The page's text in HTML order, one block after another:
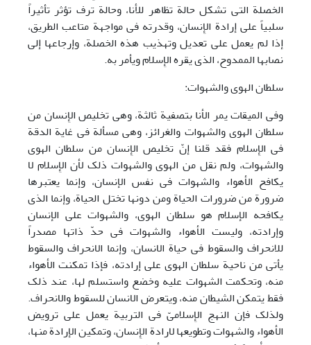
الخصلة التی تشکل حالة تظاهر للأنا، وحالة ترف تؤثر تأثیراً
سلبیاً علی إرادة الإِنسان، وقدرته فی مواجهة متاعب الطریق،
إذا لم یعمل علی تعدیل وتهذیب هذه الخصلة، وإرجاعها إلی
نصابها الممدوح، الذی یقره الإِسلام ویأمر به.
سلطان الهوی والشهوات:
وفی المیقات یمر الأنا بتصفیة ثالثة، وهی تخلیص الإِنسان من
سلطان الهوی والشهوات والغرائز، وهی مسألة فی غایة الدقة
فی الإِسلام فقد قلنا إنّ تخلیص الإِنسان من سلطان الهوی
والشهوات، ولم نقل من الهوی والشهوات ذلک لأن الإِسلام لا
یکافح الأهواء والشهوات فی نفس الإنسان، وإنما یعتبرها
ضرورة من ضرورات الحیاة ومن دونها تختل الحیاة، وإنما الذی
یکافحه الإسلام هو سلطان الهوی، والشهوات علی الإنسان
وإرادته، ولیست الأهواء والشهوات فی حدّ ذاتها مصدراً
للانحراف والسقوط فی حیاة الانسان، وإنما الانحراف والسقوط
یأتی من ناحیة سلطان الهوی علی إرادته، فإذا تمکنت الأهواء
منه، وتحکمت الشهوات علیه وخضع واستسلم لها، عند ذلک
فقط یتمکن الشیطان منه، ویتعرض الانسان للسقوط والانحراف.
ولذلک فإن النهج الإِسلامیّ فی التربیة یعمل علی ترویض
الأهواء والشهوات وتطویعها لارادة الإِنسان، وتمکین الإرادة منها،